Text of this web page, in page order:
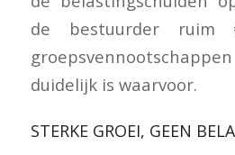
de bestuurder ruim
duidelijk is waarvoor.
STERKE GROEI, GEEN